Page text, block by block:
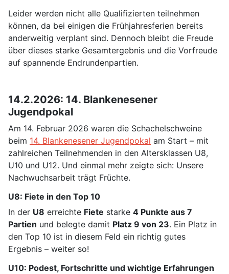
Leider werden nicht alle Qualifizierten teilnehmen
können, da bei einigen die Frühjahresferien bereits
anderweitig verplant sind. Dennoch bleibt die Freude
über dieses starke Gesamtergebnis und die Vorfreude
auf spannende Endrundenpartien.
14.2.2026: 14. Blankenesener
Jugendpokal
Am 14. Februar 2026 waren die Schachelschweine
beim 14. Blankenesener Jugendpokal am Start – mit
zahlreichen Teilnehmenden in den Altersklassen U8,
U10 und U12. Und einmal mehr zeigte sich: Unsere
Nachwuchsarbeit trägt Früchte.
U8: Fiete in den Top 10
In der U8 erreichte Fiete starke 4 Punkte aus 7
Partien und belegte damit Platz 9 von 23. Ein Platz in
den Top 10 ist in diesem Feld ein richtig gutes
Ergebnis – weiter so!
U10: Podest, Fortschritte und wichtige Erfahrungen